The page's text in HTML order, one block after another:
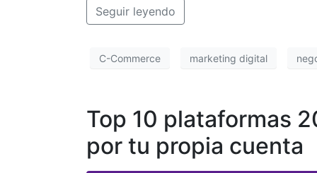
Seguir leyendo
C-Commerce marketing digital
Top 10 plataformas
por tu propia cuenta